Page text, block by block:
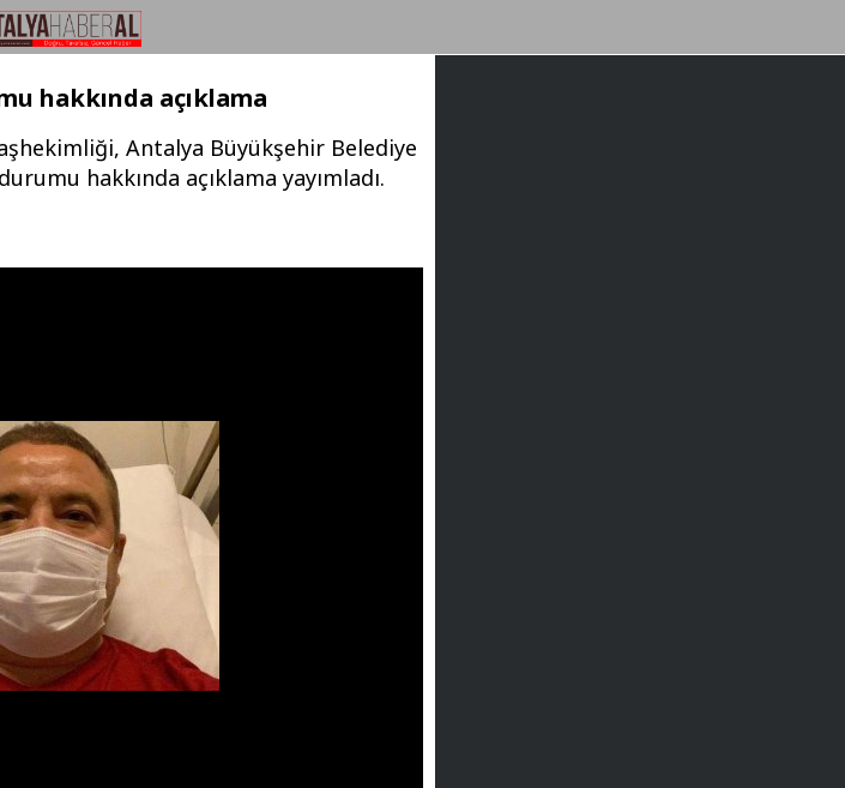
hakkında açıklama
Antalya Büyükşehir Belediye
hakkında açıklama yayımladı.